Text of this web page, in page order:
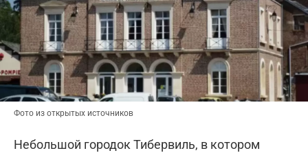
Фото из открытых источников
Небольшой городок Тибервиль, в котором